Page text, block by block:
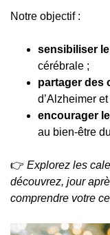
Notre objectif :
sensibiliser
cérébrale ;
partager des
d’Alzheimer
encourager
au bien-être
👉 Explorez les
découvrez, jour
comprendre votre